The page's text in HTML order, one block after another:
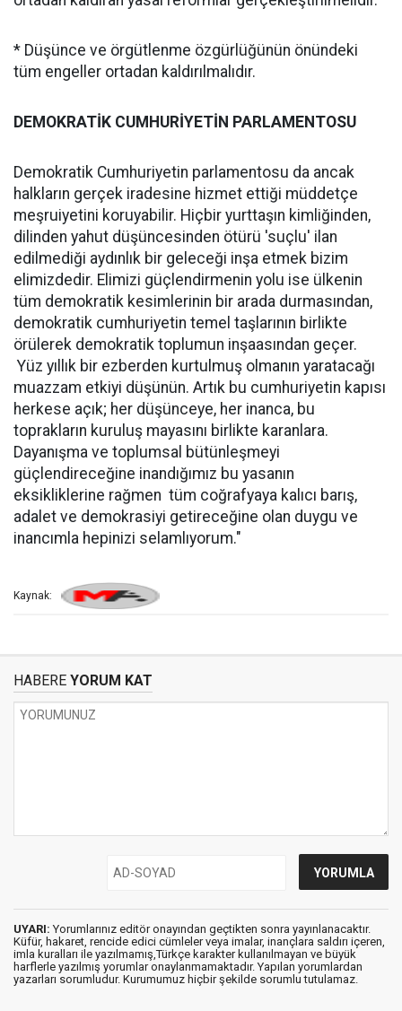
* Düşünce ve örgütlenme özgürlüğünün önündeki
tüm engeller ortadan kaldırılmalıdır.
DEMOKRATİK CUMHURİYETİN PARLAMENTOSU
Demokratik Cumhuriyetin parlamentosu da ancak
halkların gerçek iradesine hizmet ettiği müddetçe
meşruiyetini koruyabilir. Hiçbir yurttaşın kimliğinden,
dilinden yahut düşüncesinden ötürü 'suçlu' ilan
edilmediği aydınlık bir geleceği inşa etmek bizim
elimizdedir. Elimizi güçlendirmenin yolu ise ülkenin
tüm demokratik kesimlerinin bir arada durmasından,
demokratik cumhuriyetin temel taşlarının birlikte
örülerek demokratik toplumun inşaasından geçer.
Yüz yıllık bir ezberden kurtulmuş olmanın yaratacağı
muazzam etkiyi düşünün. Artık bu cumhuriyetin kapısı
herkese açık; her düşünceye, her inanca, bu
toprakların kuruluş mayasını birlikte karanlara.
Dayanışma ve toplumsal bütünleşmeyi
güçlendireceğine inandığımız bu yasanın
eksikliklerine rağmen tüm coğrafyaya kalıcı barış,
adalet ve demokrasiyi getireceğine olan duygu ve
inancımla hepinizi selamlıyorum."
Kaynak:
HABERE YORUM KAT
UYARI: Yorumlarınız editör onayından geçtikten sonra yayınlanacaktır.
Küfür, hakaret, rencide edici cümleler veya imalar, inançlara saldırı içeren,
imla kuralları ile yazılmamış,Türkçe karakter kullanılmayan ve büyük
harflerle yazılmış yorumlar onaylanmamaktadır. Yapılan yorumlardan
yazarları sorumludur. Kurumumuz hiçbir şekilde sorumlu tutulamaz.